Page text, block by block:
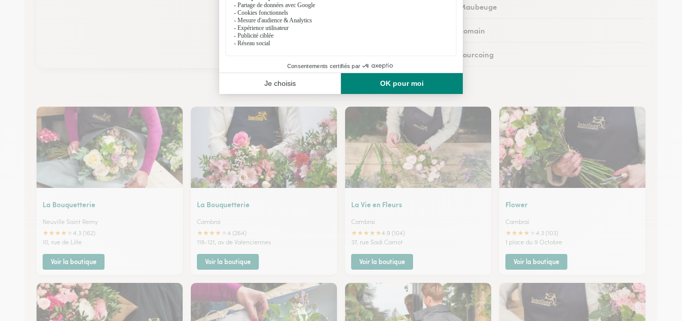
Fleuristes à Maubeuge
Fleuristes à Somain
Fleuristes à Tourcoing
Nos fleuristes à Abancourt
La Bouquetterie
Neuville Saint Remy
★★★★
4.3 (162)
10, rue de Lille
Voir la boutique
La Bouquetterie
Cambrai
★★★★
4 (264)
119-121, av de Valenciennes
Voir la boutique
La Vie en Fleurs
Cambrai
★★★★★4.9 (104)
37, rue Sadi Carnot
Voir la boutique
Flower
Cambrai
★★★★
4.3 (103)
1 place du 9 Octobre
Voir la boutique